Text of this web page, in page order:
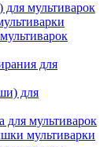
мультиварок
для
для
для мультиварок
мультиварки